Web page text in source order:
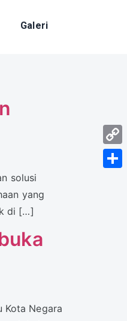
Galeri
solusi
yang
di […]
Kota Negara